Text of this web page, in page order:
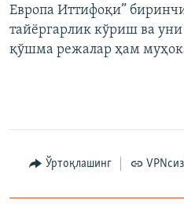
Европа Иттифоқи”
тайёргарлик кўриш ва
қўшма режалар ҳам
Ўртоқлашинг